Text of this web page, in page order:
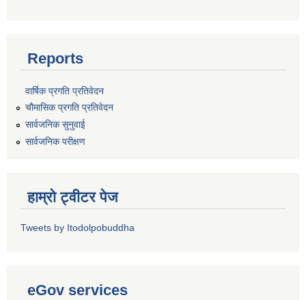
Reports
वार्षिक प्रगति प्रतिवेदन
चौमासिक प्रगति प्रतिवेदन
सार्वजनिक सुनुवाई
सार्वजनिक परीक्षण
हाम्रो ट्वीटर पेज
Tweets by Itodolpobuddha
eGov services